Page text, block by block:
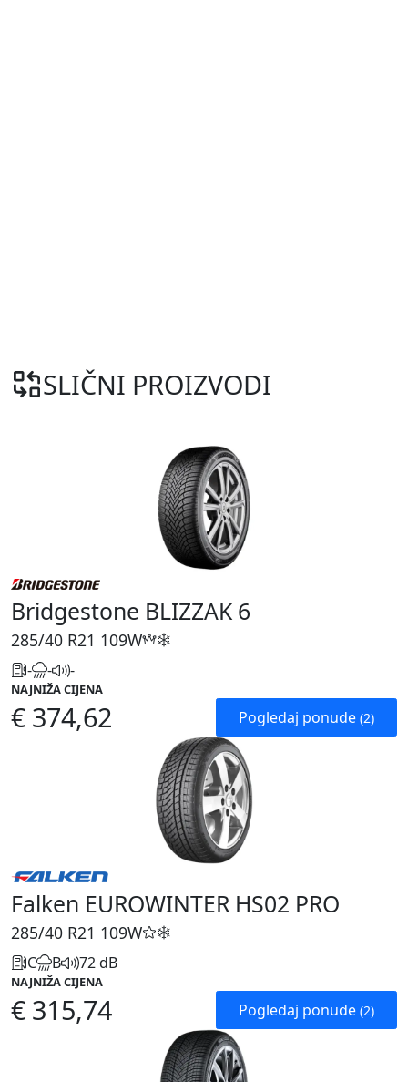
SLIČNI PROIZVODI
Bridgestone BLIZZAK 6
285/40 R21 109W
- - -
NAJNIŽA CIJENA
€ 374,62 Pogledaj ponude (2)
Falken EUROWINTER HS02 PRO
285/40 R21 109W
C B 72 dB
NAJNIŽA CIJENA
€ 315,74 Pogledaj ponude (2)